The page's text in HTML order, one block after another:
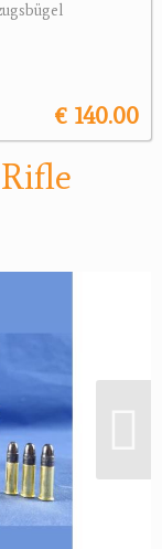
€ 140.00